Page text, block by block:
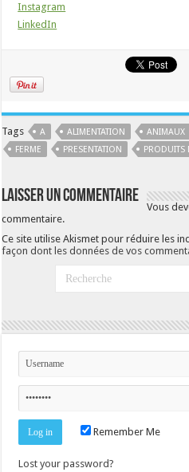
Instagram
LinkedIn
Tags A ALIMENTATION ANIMAUX
FERME
PRESENTATION PRODUITS
Laisser un commentaire
Vous
commentaire.
Ce site utilise Akismet pour réduire les
façon dont les données de vos
Remember Me
Lost your password?